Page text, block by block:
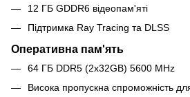
12 ГБ GDDR6 відеопам'яті
Підтримка Ray Tracing та DLSS
Оперативна пам'ять
64 ГБ DDR5 (2x32GB) 5600 MHz
Висока пропускна спроможність